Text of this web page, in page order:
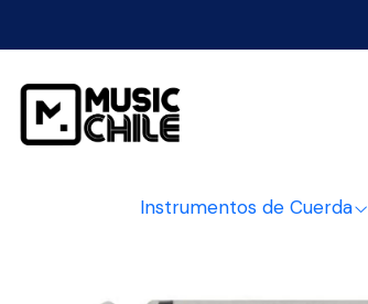
Instrumentos de Cuerda